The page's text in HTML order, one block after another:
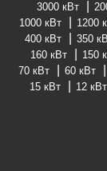
3000 кВт
1000 кВт
1200
400 кВт
350
160 кВт
150
70 кВт
60 кВт
15 кВт
12 кВт